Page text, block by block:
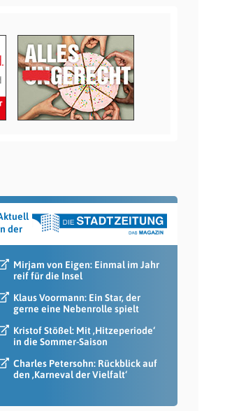
der
Mirjam von Eigen: Einmal im Jahr
reif für die Insel
Klaus Voormann: Ein Star, der
gerne eine Nebenrolle spielt
Kristof Stößel: Mit ‚Hitzeperiode‘
in die Sommer-Saison
Charles Petersohn: Rückblick auf
den ‚Karneval der Vielfalt‘